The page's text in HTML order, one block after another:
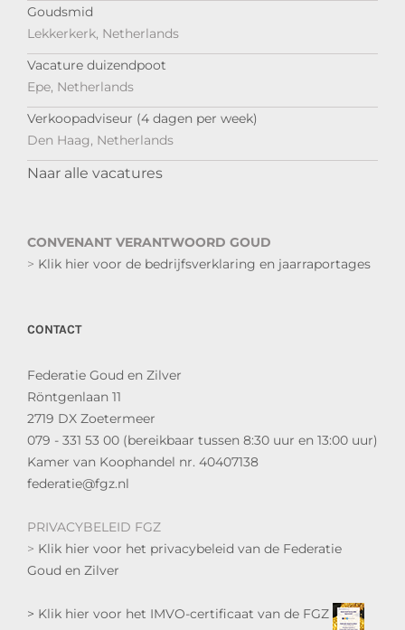
Goudsmid
Lekkerkerk, Netherlands
Vacature duizendpoot
Epe, Netherlands
Verkoopadviseur (4 dagen per week)
Den Haag, Netherlands
Naar alle vacatures
CONVENANT VERANTWOORD GOUD
> Klik hier voor de bedrijfsverklaring en jaarraportages
CONTACT
Federatie Goud en Zilver
Röntgenlaan 11
2719 DX Zoetermeer
079 - 331 53 00 (bereikbaar tussen 8:30 uur en 13:00 uur)
Kamer van Koophandel nr. 40407138
federatie@fgz.nl
PRIVACYBELEID FGZ
> Klik hier voor het privacybeleid van de Federatie
Goud en Zilver
> Klik hier voor het IMVO-certificaat van de FGZ